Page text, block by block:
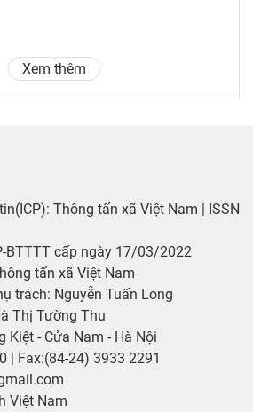
Xem thêm
Thông tấn xã Việt Nam | ISSN
BTTTT cấp ngày 17/03/2022
tấn xã Việt Nam
trách: Nguyễn Tuấn Long
Thị Tường Thu
- Cửa Nam - Hà Nội
| Fax:(84-24) 3933 2291